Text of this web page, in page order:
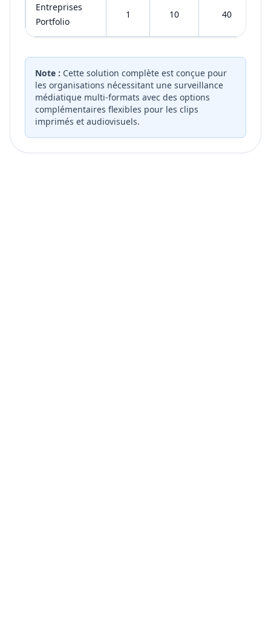
Entreprises
Portfolio
1 10 40
Note : Cette solution complète est conçue pour
les organisations nécessitant une surveillance
médiatique multi-formats avec des options
complémentaires flexibles pour les clips
imprimés et audiovisuels.